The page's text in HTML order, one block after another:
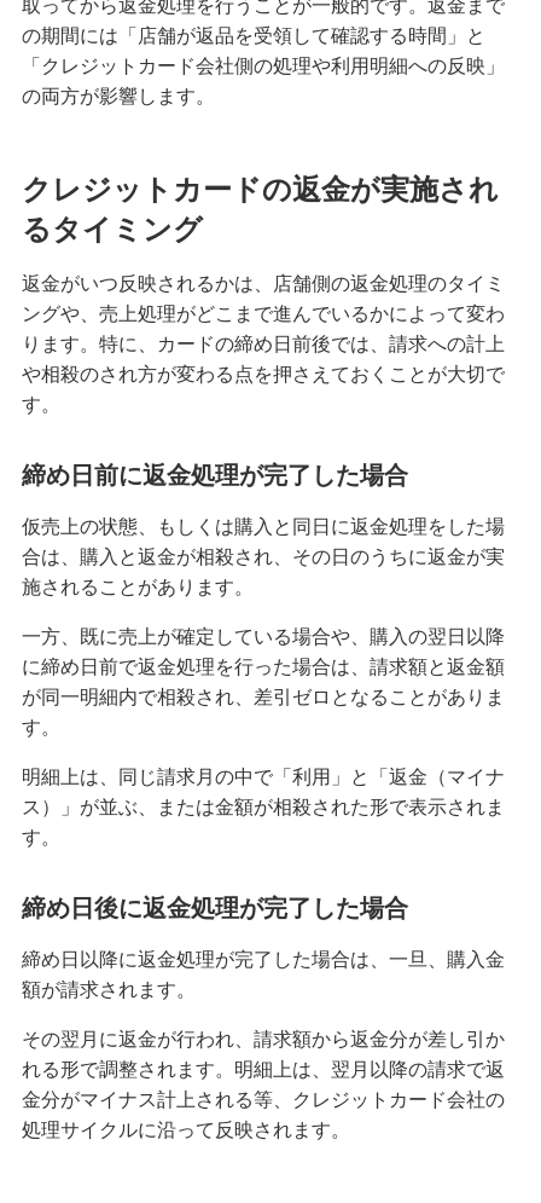
クレジットカードのステータスとは？保有する必
要性や役立つシーン、選び方を解説
クレジットカード決済の返金対応とは？手続きの
流れやタイミング、注意点を解説
クレジットカードの引き落とし口座を変更する方
法とは？選び方や注意点も紹介
クレジットカード決済で領収書は発行できる？代
わりの書類や注意点も解説
クレジットカードが作れない原因とは？審査に落
クレジットカードの3Dセキュアとは？決済方法、
導入のメリットや注意点を解説
クレジットカードの家族カードとは？発行条件や
メリット・デメリット等を解説
クレジットカードのランクとは？上げる方法やハ
イクラスのメリット・注意点も解説
クレジットカード引き落としの時間は？当日入金
の注意点や遅れたときの対処法も紹介
クレジットカードを英語で言うと？海外旅行で使
取ってから返金処理を行うことが一般的です。返金まで
の期間には「店舗が返品を受領して確認する時間」と
「クレジットカード会社側の処理や利用明細への反映」
の両方が影響します。
クレジットカードの返金が実施され
るタイミング
返金がいつ反映されるかは、店舗側の返金処理のタイミ
ングや、売上処理がどこまで進んでいるかによって変わ
ります。特に、カードの締め日前後では、請求への計上
や相殺のされ方が変わる点を押さえておくことが大切で
す。
締め日前に返金処理が完了した場合
仮売上の状態、もしくは購入と同日に返金処理をした場
合は、購入と返金が相殺され、その日のうちに返金が実
施されることがあります。
一方、既に売上が確定している場合や、購入の翌日以降
に締め日前で返金処理を行った場合は、請求額と返金額
が同一明細内で相殺され、差引ゼロとなることがありま
す。
明細上は、同じ請求月の中で「利用」と「返金（マイナ
ス）」が並ぶ、または金額が相殺された形で表示されま
す。
締め日後に返金処理が完了した場合
締め日以降に返金処理が完了した場合は、一旦、購入金
額が請求されます。
その翌月に返金が行われ、請求額から返金分が差し引か
れる形で調整されます。明細上は、翌月以降の請求で返
金分がマイナス計上される等、クレジットカード会社の
処理サイクルに沿って反映されます。